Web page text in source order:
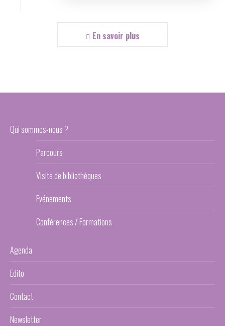
En savoir plus
Qui sommes-nous ?
Parcours
Visite de bibliothèques
Evénements
Conférences / Formations
Agenda
Edito
Contact
Newsletter